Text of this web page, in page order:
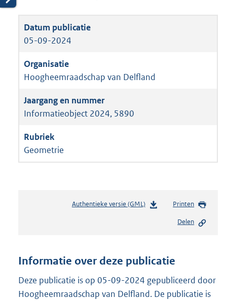
05-09-2024
Hoogheemraadschap van Delfland
Informatieobject 2024, 5890
Geometrie
Authentieke versie (GML)b
n
s
g
Printen
Delen
Informatie over deze publicatie
Deze publicatie is op 05-09-2024 gepubliceerd door
Hoogheemraadschap van Delfland. De publicatie is